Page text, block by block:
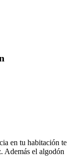
en tu habitación te
Además el algodón